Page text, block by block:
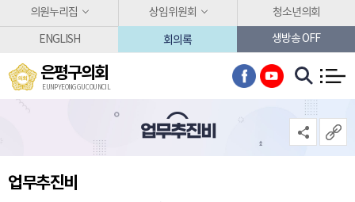
본문바로가기
의원누리집 상임위원회 청소년의회
ENGLISH 회의록 생방송 OFF
은평구의회
EUNPYEONG GU COUNCIL
업무추진비
업무추진비